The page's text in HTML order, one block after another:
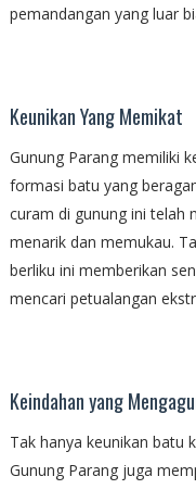
pemandangan yang luar
Keunikan Yang Memikat
Gunung Parang memiliki
formasi batu yang
curam di gunung ini telah
menarik dan memukau.
berliku ini memberikan
mencari petualangan
Keindahan yang
Tak hanya keunikan batu
Gunung Parang juga